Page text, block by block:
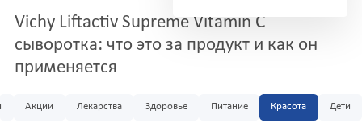
Vichy Liftactiv Supreme Vitamin C
сыворотка: что это за продукт и как он
применяется
Акции Лекарства Здоровье Питание Красота Дети